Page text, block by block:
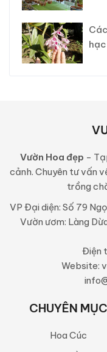
Vườn Hoa đẹp -
cảnh. Chuyên tư vấn
trồng
VP Đại diện: Số 79
Vườn ươm: Làng
Điện
Website:
CHUYÊN MỤC
Hoa Cúc